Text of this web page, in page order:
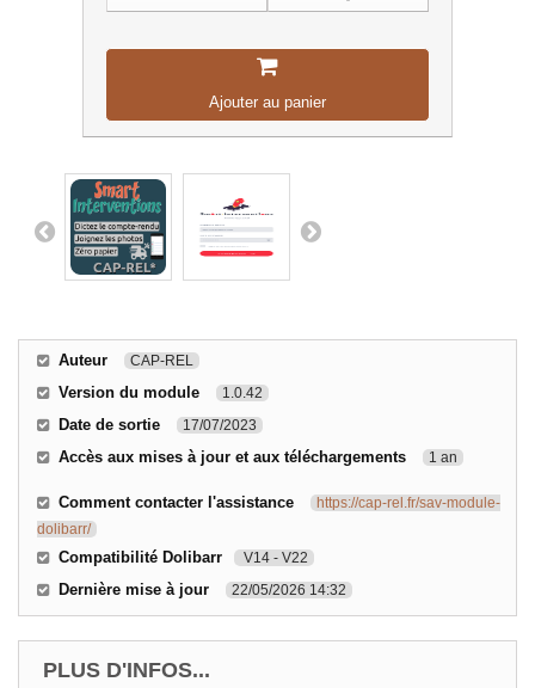
Ajouter au panier
Auteur CAP-REL
Version du module 1.0.42
Date de sortie 17/07/2023
Accès aux mises à jour et aux téléchargements 1 an
Comment contacter l'assistance
https://cap-rel.fr/sav-module-
dolibarr/
Compatibilité Dolibarr V14 - V22
Dernière mise à jour 22/05/2026 14:32
PLUS D'INFOS...